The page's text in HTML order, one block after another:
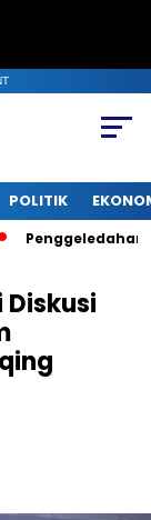
POLITIK
Diskusi